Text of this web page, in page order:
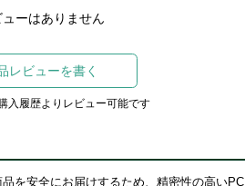
ューはありません
レビューを書く
入履歴よりレビュー可能です
を安全にお届けするため、精密性の高いPC